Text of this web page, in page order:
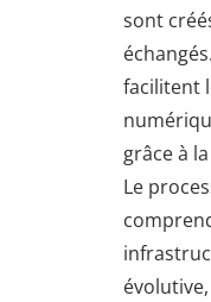
sont
facilitent
grâce à
Le